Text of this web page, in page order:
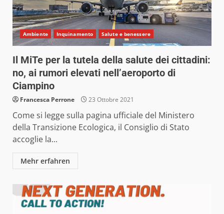
Ambiente Inquinamento Salute e benessere
Il MiTe per la tutela della salute dei cittadini:
no, ai rumori elevati nell’aeroporto di
Ciampino
Francesca Perrone 23 Ottobre 2021
Come si legge sulla pagina ufficiale del Ministero
della Transizione Ecologica, il Consiglio di Stato
accoglie la...
Mehr erfahren